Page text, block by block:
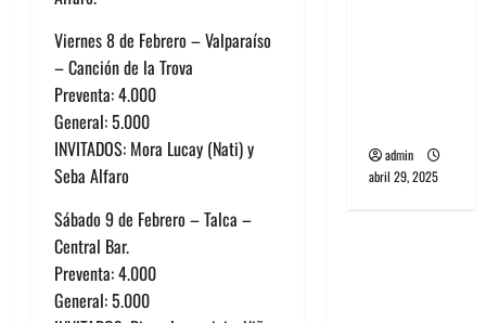
Viernes 8 de Febrero – Valparaíso
– Canción de la Trova
Preventa: 4.000
General: 5.000
INVITADOS: Mora Lucay (Nati) y
Seba Alfaro
Sábado 9 de Febrero – Talca –
Central Bar.
Preventa: 4.000
General: 5.000
admin
abril 29, 2025